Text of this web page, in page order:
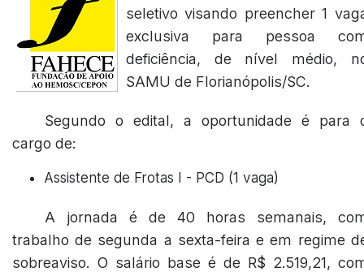
seletivo visando preencher 1
exclusiva para pessoa
deficiência, de nível médio,
SAMU de Florianópolis/SC.
Segundo o edital, a oportunidade é para
cargo de:
Assistente de Frotas I - PCD (1 vaga)
A jornada é de 40 horas semanais,
trabalho de segunda a sexta-feira e em regime
sobreaviso. O salário base é de R$ 2.519,21,